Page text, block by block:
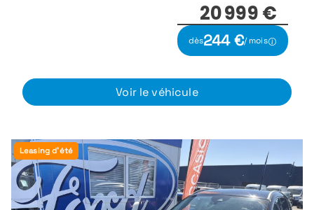
20 999 €
dès244 €/ mois
Voir le véhicule
Leasing d'été